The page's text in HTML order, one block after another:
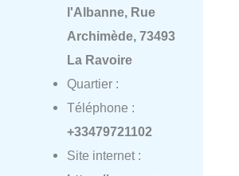
l'Albanne, Rue
Archimède, 73493
La Ravoire
Quartier :
Téléphone :
+33479721102
Site internet :